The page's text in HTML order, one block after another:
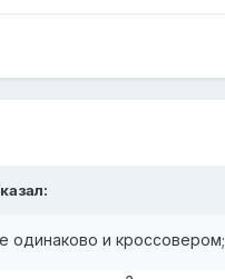
одинаково и кроссовером;